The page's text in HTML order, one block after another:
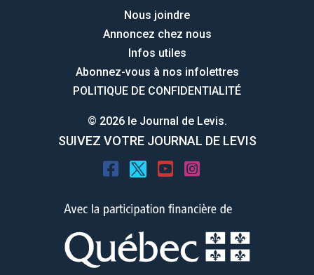
Nous joindre
Annoncez chez nous
Infos utiles
Abonnez-vous à nos infolettres
POLITIQUE DE CONFIDENTIALITÉ
© 2026 le Journal de Levis.
SUIVEZ VOTRE JOURNAL DE LEVIS